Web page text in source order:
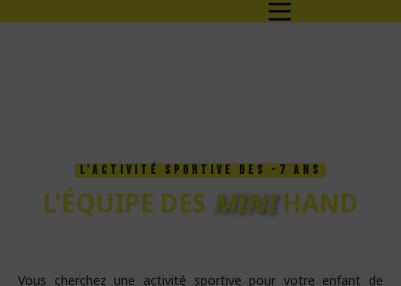
L'ACTIVITÉ SPORTIVE DES -7 ANS
L'ÉQUIPE DES MINIHAND
Vous cherchez une activité sportive pour votre enfant de